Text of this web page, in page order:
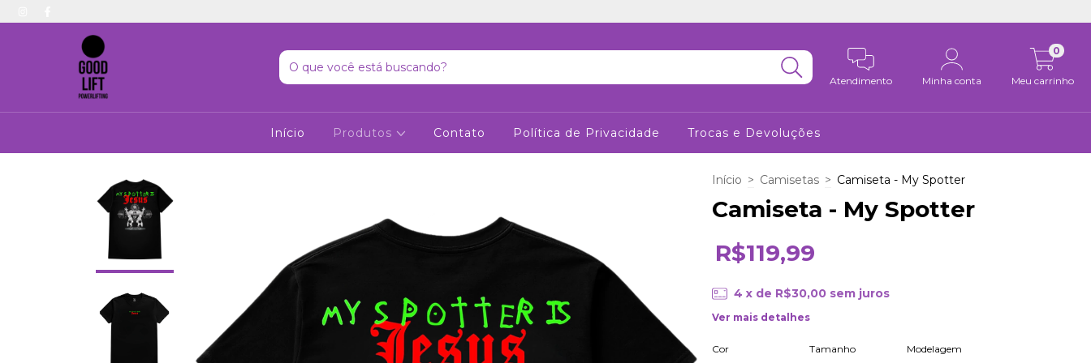
Atendimento Minha conta Meu carrinho
0
Início Produtos Contato Política de Privacidade Trocas e Devoluções
Início > Camisetas > Camiseta - My Spotter
Camiseta - My Spotter
R$119,99
4 x de R$30,00 sem juros
Ver mais detalhes
Cor Tamanho Modelagem